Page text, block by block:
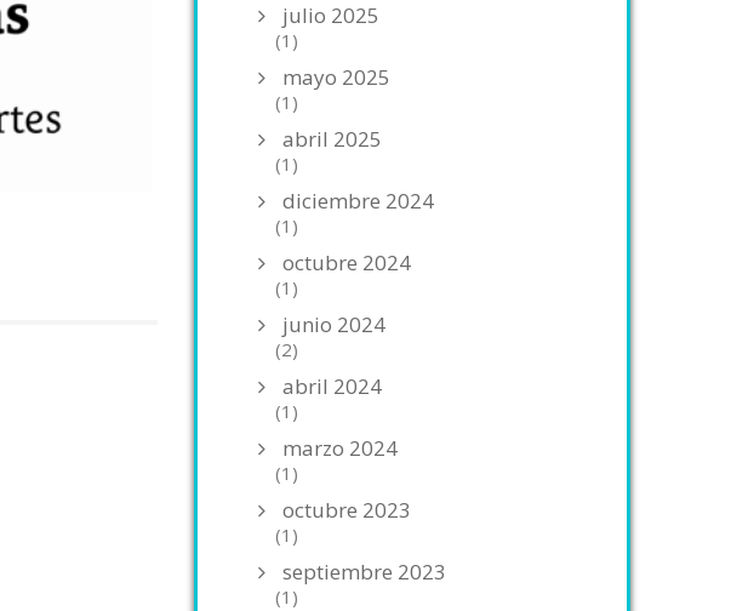
julio 2025
(1)
mayo 2025
(1)
abril 2025
(1)
diciembre 2024
(1)
octubre 2024
(1)
junio 2024
(2)
abril 2024
(1)
marzo 2024
(1)
octubre 2023
(1)
septiembre 2023
(1)